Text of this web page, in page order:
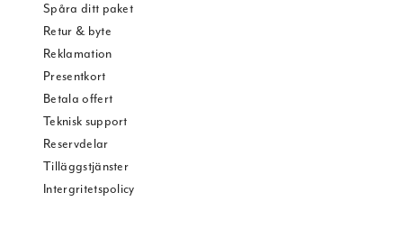
Spåra ditt paket
Retur & byte
Reklamation
Presentkort
Betala offert
Teknisk support
Reservdelar
Tilläggstjänster
Intergritetspolicy